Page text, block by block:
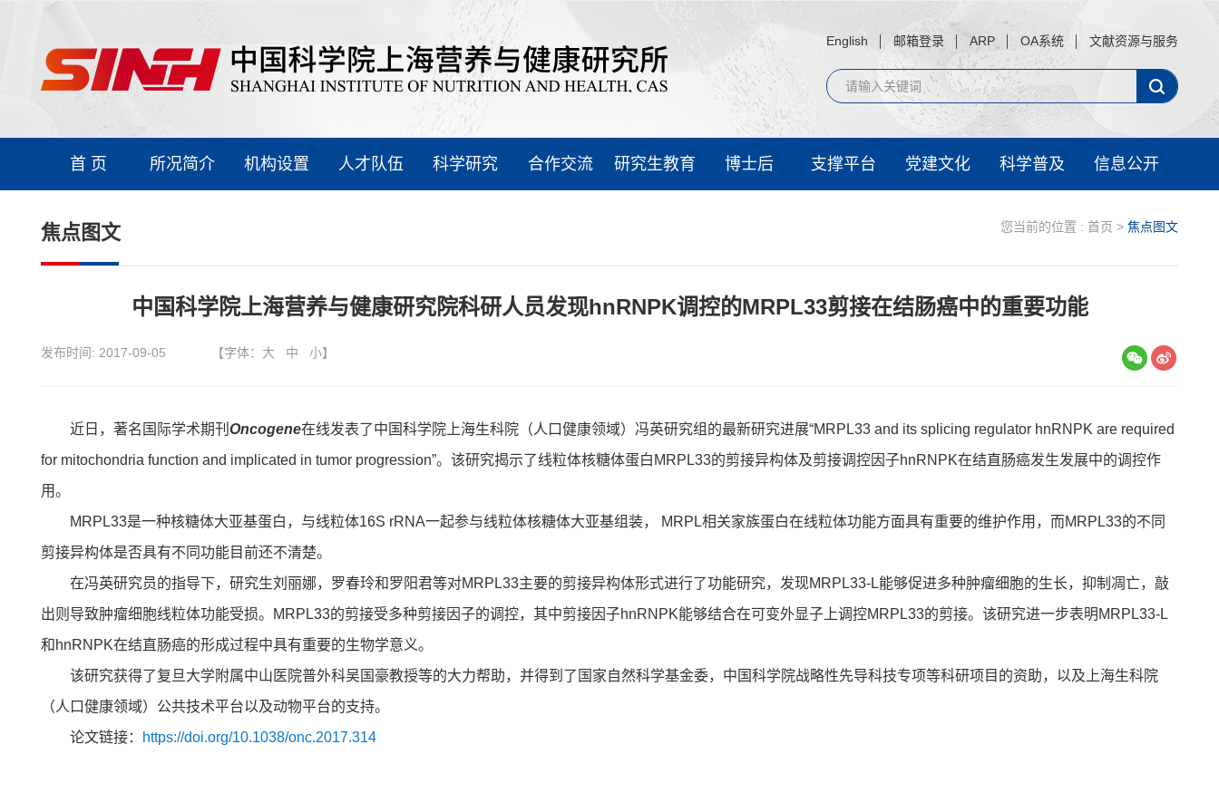
English 邮箱登录 ARP OA系统 文献资源与服务
首 页 所况简介 机构设置 人才队伍 科学研究 合作交流 研究生教育 博士后 支撑平台 党建文化 科学普及 信息公开
焦点图文 您当前的位置 : 首页 > 焦点图文
中国科学院上海营养与健康研究院科研人员发现hnRNPK调控的MRPL33剪接在结肠癌中的重要功能
发布时间: 2017-09-05 【字体： 大 中 小】
近日，著名国际学术期刊 Oncogene在线发表了中国科学院上海生科院（人口健康领域）冯英研究组的最新研究进展“MRPL33 and its splicing regulator hnRNPK are required
for mitochondria function and implicated in tumor progression”。该研究揭示了线粒体核糖体蛋白MRPL33的剪接异构体及剪接调控因子hnRNPK在结直肠癌发生发展中的调控作
用。
MRPL33是一种核糖体大亚基蛋白，与线粒体16S rRNA一起参与线粒体核糖体大亚基组装， MRPL相关家族蛋白在线粒体功能方面具有重要的维护作用，而MRPL33的不同
剪接异构体是否具有不同功能目前还不清楚。
在冯英研究员的指导下，研究生刘丽娜，罗春玲和罗阳君等对MRPL33主要的剪接异构体形式进行了功能研究，发现MRPL33-L能够促进多种肿瘤细胞的生长，抑制凋亡，敲
出则导致肿瘤细胞线粒体功能受损。MRPL33的剪接受多种剪接因子的调控，其中剪接因子hnRNPK能够结合在可变外显子上调控MRPL33的剪接。该研究进一步表明MRPL33-L
和hnRNPK在结直肠癌的形成过程中具有重要的生物学意义。
该研究获得了复旦大学附属中山医院普外科吴国豪教授等的大力帮助，并得到了国家自然科学基金委，中国科学院战略性先导科技专项等科研项目的资助，以及上海生科院
（人口健康领域）公共技术平台以及动物平台的支持。
论文链接：
https://doi.org/10.1038/onc.2017.314